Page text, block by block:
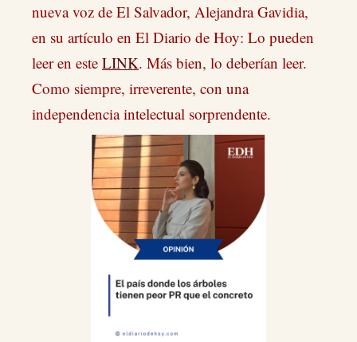
nueva voz de El Salvador, Alejandra Gavidia,
en su artículo en El Diario de Hoy: Lo pueden
leer en este LINK. Más bien, lo deberían leer.
Como siempre, irreverente, con una
independencia intelectual sorprendente.